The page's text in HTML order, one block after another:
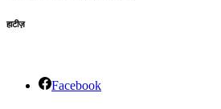
हाटीज़
Facebook